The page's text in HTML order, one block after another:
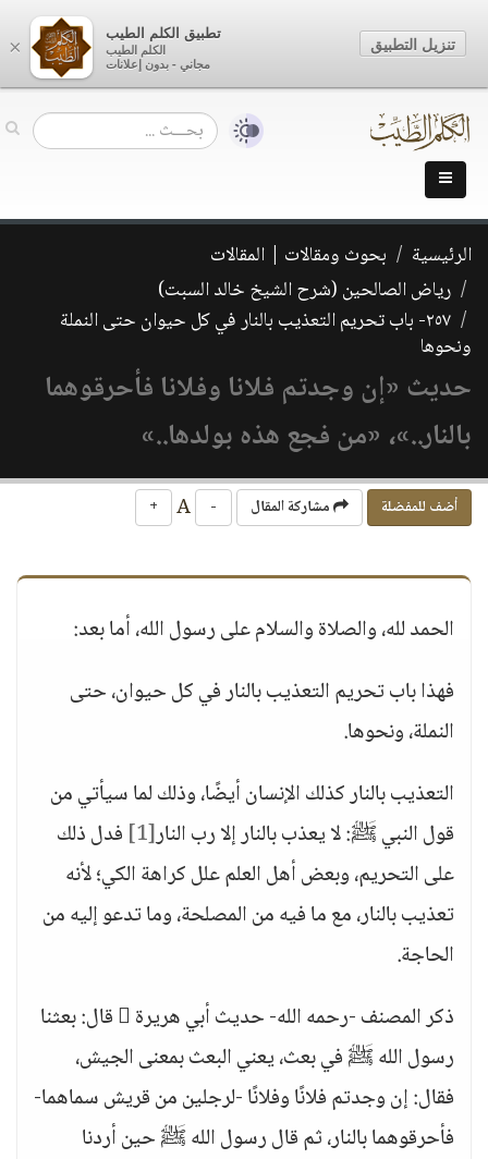
الرئيسية
بحوث ومقالات | المقالات
رياض الصالحين (شرح الشيخ خالد السبت)
٢٥٧- باب تحريم التعذيب بالنار في كل حيوان حتى النملة
ونحوها
حديث «إن وجدتم فلانا وفلانا فأحرقوهما
بالنار..»، «من فجع هذه بولدها..»
أضف للمفضلة مشاركة المقال -
+
الحمد لله، والصلاة والسلام على رسول الله، أما بعد:
فهذا باب تحريم التعذيب بالنار في كل حيوان، حتى
النملة، ونحوها.
التعذيب بالنار كذلك الإنسان أيضًا، وذلك لما سيأتي من
قول النبي ﷺ: لا يعذب بالنار إلا رب النار[1]
فدل ذلك
على التحريم، وبعض أهل العلم علل كراهة الكي؛ لأنه
تعذيب بالنار، مع ما فيه من المصلحة، وما تدعو إليه من
الحاجة.
ذكر المصنف -رحمه الله- حديث أبي هريرة  قال: بعثنا
رسول الله ﷺ في بعث، يعني البعث بمعنى الجيش،
فقال: إن وجدتم فلانًا وفلانًا -لرجلين من قريش سماهما-
فأحرقوهما بالنار، ثم قال رسول الله ﷺ حين أردنا
×
تطبيق الكلم الطيب
الكلم الطيب
مجاني - بدون إعلانات
تنزيل التطبيق